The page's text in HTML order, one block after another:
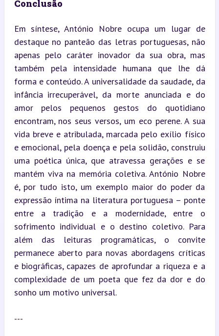
Conclusão
Em síntese, António Nobre ocupa um lugar de
destaque no panteão das letras portuguesas, não
apenas pelo caráter inovador da sua obra, mas
também pela intensidade humana que lhe dá
forma e conteúdo. A universalidade da saudade, da
infância irrecuperável, da morte anunciada e do
amor pelos pequenos gestos do quotidiano
encontram, nos seus versos, um eco perene. A sua
vida breve e atribulada, marcada pelo exílio físico
e emocional, pela doença e pela solidão, construiu
uma poética única, que atravessa gerações e se
mantém viva na memória coletiva. António Nobre
é, por tudo isto, um exemplo maior do poder da
expressão íntima na literatura portuguesa – ponte
entre a tradição e a modernidade, entre o
sofrimento individual e o destino coletivo. Para
além das leituras programáticas, o convite
permanece aberto para novas abordagens críticas
e biográficas, capazes de aprofundar a riqueza e a
complexidade de um poeta que fez da dor e do
sonho um motivo universal.
---